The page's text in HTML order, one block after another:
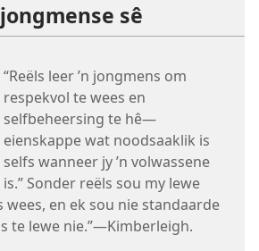
sê
“Reëls leer ’n jongmens om
respekvol te wees en
selfbeheersing te hê—
eienskappe wat noodsaaklik is
selfs wanneer jy ’n volwassene
is.” Sonder reëls sou my lewe
wees, en ek sou nie standaarde
te lewe nie.”—Kimberleigh.